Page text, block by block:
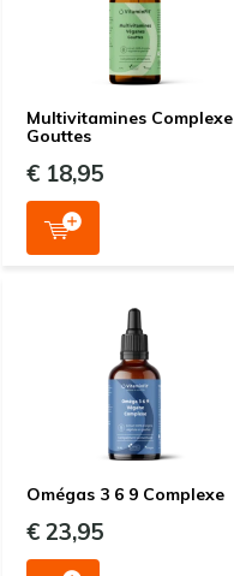
Multivitamines Complexe
Gouttes
€ 18,95
Omégas 3 6 9 Complexe
€ 23,95